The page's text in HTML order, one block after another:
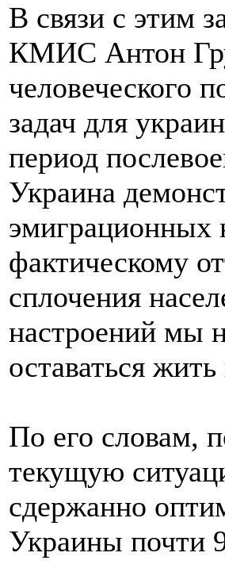
В связи с этим
КМИС Антон
человеческого
задач для
период
Украина
эмиграционных
фактическому
сплочения
настроений мы
оставаться
По его словам,
текущую
сдержанно
Украины почти